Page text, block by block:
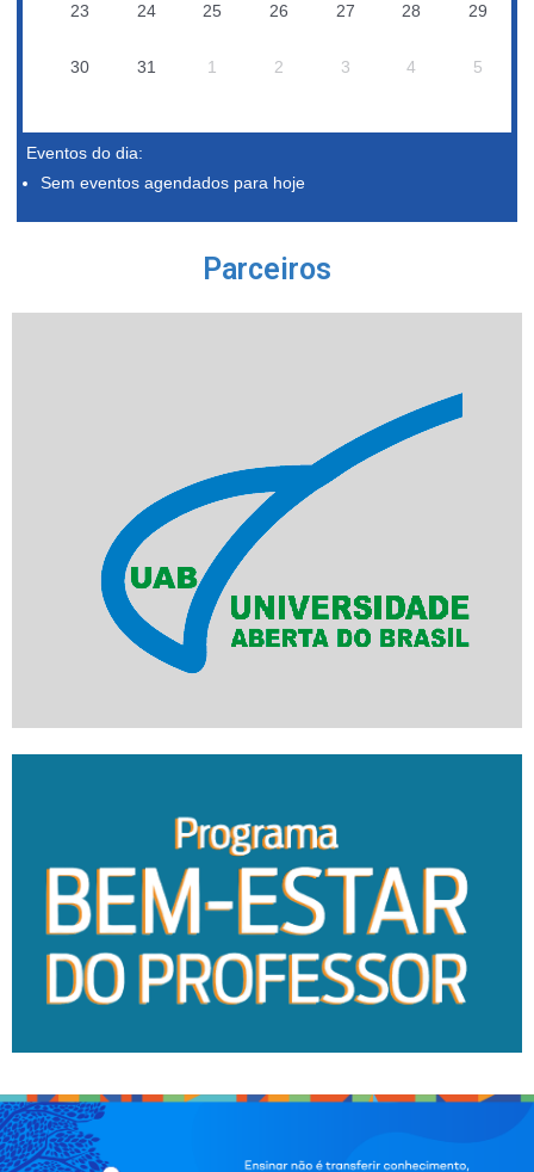
23 24 25 26 27 28 29
30 31 1 2 3 4 5
Eventos do dia:
Sem eventos agendados para hoje
Parceiros